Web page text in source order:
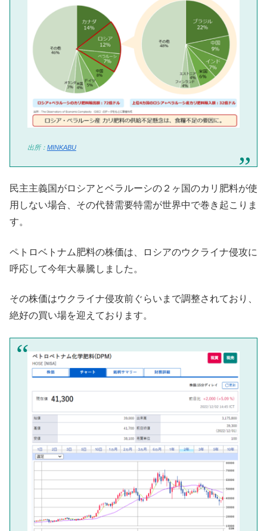
出所： MINKABU
民主主義国がロシアとベラルーシの２ヶ国のカリ肥料が使
用しない場合、その代替需要特需が世界中で巻き起こりま
す。
ペトロベトナム肥料の株価は、ロシアのウクライナ侵攻に
呼応して今年大暴騰しました。
その株価はウクライナ侵攻前ぐらいまで調整されており、
絶好の買い場を迎えております。